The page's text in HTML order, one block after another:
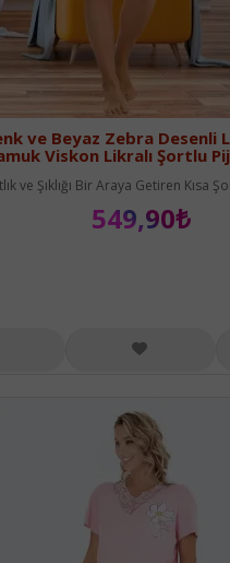
ve Beyaz Zebra Desenli
Viskon Likralı Şortlu
ve Şıklığı Bir Araya Getiren Kısa
549,90₺